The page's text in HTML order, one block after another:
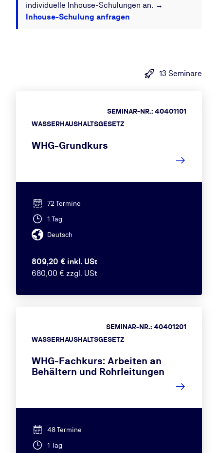
individuelle Inhouse-Schulungen an. →
Inhouse-Schulung anfragen
13 Seminare
WASSERHAUSHALTSGESETZ
SEMINAR-NR.: 40401101
WHG-Grundkurs
72 Termine
1 Tag
Deutsch
809,20 € inkl. USt
680,00 € zzgl. USt
WASSERHAUSHALTSGESETZ
SEMINAR-NR.: 40401201
WHG-Fachkurs: Arbeiten an
Behältern und Rohrleitungen
48 Termine
1 Tag